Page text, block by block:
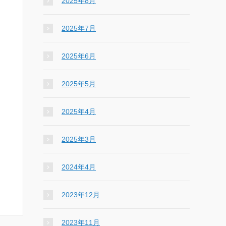
2025年7月
2025年6月
2025年5月
2025年4月
2025年3月
2024年4月
2023年12月
2023年11月